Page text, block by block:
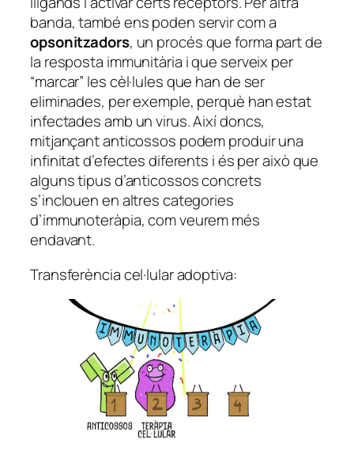
banda, també ens poden servir com a
opsonitzadors, un procés que forma part de
la resposta immunitària i que serveix per
“marcar” les cèl·lules que han de ser
eliminades, per exemple, perquè han estat
infectades amb un virus. Així doncs,
mitjançant anticossos podem produir una
infinitat d’efectes diferents i és per això que
alguns tipus d’anticossos concrets
s’inclouen en altres categories
d’immunoteràpia, com veurem més
endavant.
Transferència cel·lular adoptiva: